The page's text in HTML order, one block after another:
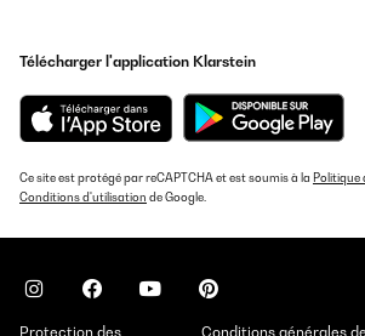
Télécharger l'application Klarstein
Ce site est protégé par reCAPTCHA et est soumis à la Politique
Conditions d'utilisation de Google.
Protection des Conditions générales de